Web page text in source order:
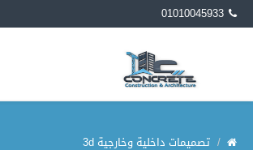
01010045933
تصميمات داخلية وخارجية 3d